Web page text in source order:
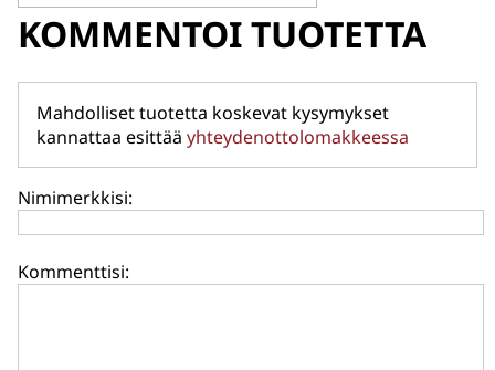
KOMMENTOI TUOTETTA
Mahdolliset tuotetta koskevat kysymykset
kannattaa esittää yhteydenottolomakkeessa
Nimimerkkisi:
Kommenttisi: